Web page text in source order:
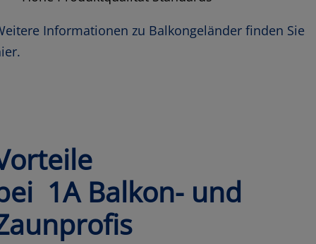
Informationen zu Balkongeländer finden Sie
1A Balkon- und